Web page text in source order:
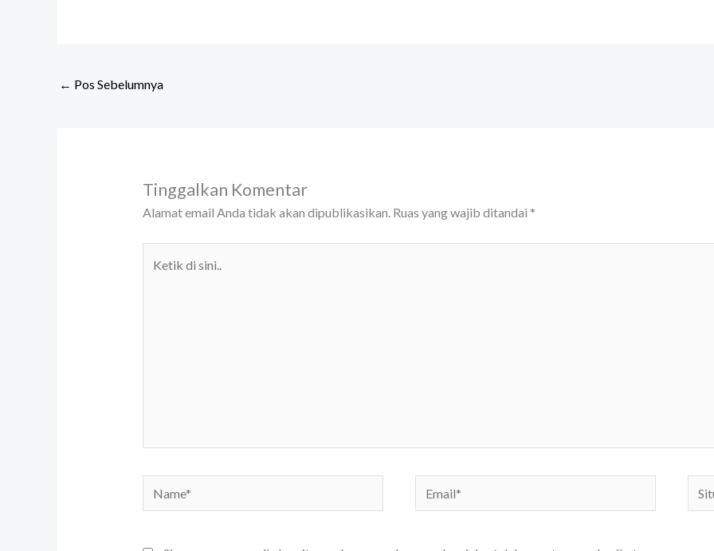
← Pos Sebelumnya
Tinggalkan Komentar
Alamat email Anda tidak akan dipublikasikan. Ruas yang wajib ditandai *
Web